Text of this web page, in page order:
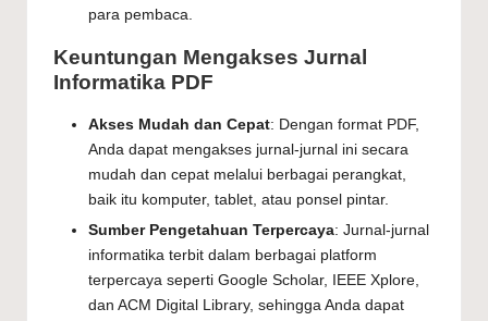
para pembaca.
Keuntungan Mengakses Jurnal
Informatika PDF
Akses Mudah dan Cepat: Dengan format PDF,
Anda dapat mengakses jurnal-jurnal ini secara
mudah dan cepat melalui berbagai perangkat,
baik itu komputer, tablet, atau ponsel pintar.
Sumber Pengetahuan Terpercaya: Jurnal-jurnal
informatika terbit dalam berbagai platform
terpercaya seperti Google Scholar, IEEE Xplore,
dan ACM Digital Library, sehingga Anda dapat